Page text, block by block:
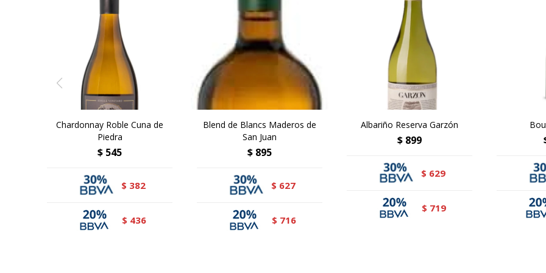
Chardonnay Roble Cuna de
Piedra
$ 545
$ 382
$ 436
Blend de Blancs Maderos de
San Juan
$ 895
$ 627
$ 716
Albariño Reserva Garzón
$ 899
$ 629
$ 719